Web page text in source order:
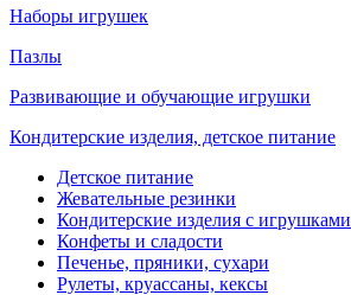
Наборы игрушек
Пазлы
Развивающие и обучающие игрушки
Кондитерские изделия, детское питание
Детское питание
Жевательные резинки
Кондитерские изделия с игрушками
Конфеты и сладости
Печенье, пряники, сухари
Рулеты, круассаны, кексы